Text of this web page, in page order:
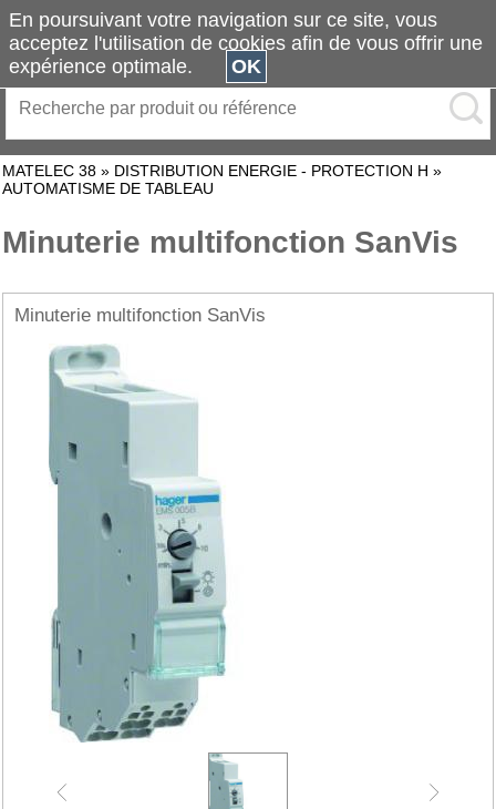
MATELEC 38 » DISTRIBUTION ENERGIE - PROTECTION H »
AUTOMATISME DE TABLEAU
Minuterie multifonction SanVis
Minuterie multifonction SanVis
En poursuivant votre navigation sur ce site, vous
acceptez l'utilisation de cookies afin de vous offrir une
expérience optimale.
OK